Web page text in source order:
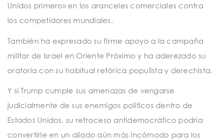
Unidos primero» en los aranceles comerciales contra
los competidores mundiales.
También ha expresado su firme apoyo a la campaña
militar de Israel en Oriente Próximo y ha aderezado su
oratoria con su habitual retórica populista y derechista.
Y si Trump cumple sus amenazas de vengarse
judicialmente de sus enemigos políticos dentro de
Estados Unidos, su retroceso antidemocrático podría
convertirle en un aliado aún más incómodo para los